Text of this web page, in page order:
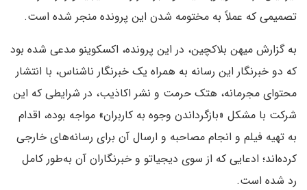
تصمیمی که عملاً به مختومه شدن این پرونده منجر شده است.
به گزارش میهن بلاکچین، در این پرونده، اکسکوینو مدعی شده بود
که دو خبرنگار این رسانه به همراه یک خبرنگار ناشناس، با انتشار
محتوای مجرمانه، هتک حرمت و نشر اکاذیب، در شرایطی که این
شرکت با مشکل «بازگرداندن وجوه به کاربران» مواجه بوده، اقدام
به تهیه فیلم و انجام مصاحبه و ارسال آن برای رسانه‌های خارجی
کرده‌اند؛ ادعایی که از سوی دیجیاتو و خبرنگاران آن به‌طور کامل
رد شده است.